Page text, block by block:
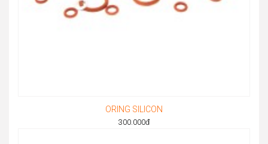
ORING SILICON
300.000đ